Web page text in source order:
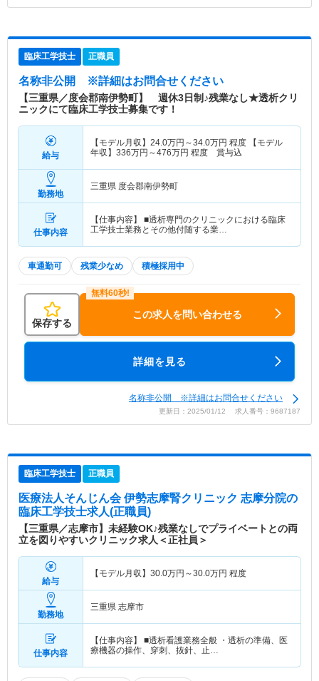
臨床工学技士 正職員
名称非公開 ※詳細はお問合せください
【三重県／度会郡南伊勢町】 週休3日制♪残業なし★透析クリ
ニックにて臨床工学技士募集です！
給与
【モデル月収】 24.0万円～34.0万円 程度 【モデル
年収】 336万円～476万円 程度 賞与込
勤務地
三重県 度会郡南伊勢町
仕事内容
【仕事内容】 ■透析専門のクリニックにおける臨床
工学技士業務とその他付随する業…
車通勤可 残業少なめ 積極採用中
保存する
この求人を問い合わせる
詳細を見る
名称非公開 ※詳細はお問合せください
更新日：2025/01/12 求人番号：9687187
臨床工学技士 正職員
医療法人そんじん会 伊勢志摩腎クリニック 志摩分院の
臨床工学技士求人(正職員)
【三重県／志摩市】未経験OK♪残業なしでプライベートとの両
立を図りやすいクリニック求人＜正社員＞
給与
【モデル月収】 30.0万円～30.0万円 程度
勤務地
三重県 志摩市
仕事内容
【仕事内容】 ■透析看護業務全般 ・透析の準備、医
療機器の操作、穿刺、抜針、止…